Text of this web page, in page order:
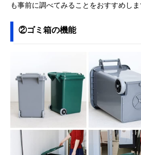
も事前に調べてみることをおすすめしま
②ゴミ箱の機能